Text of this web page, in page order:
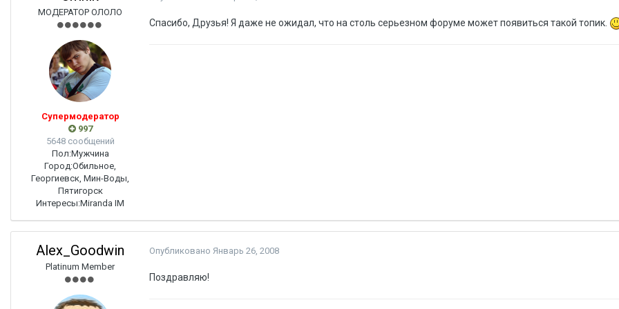
МОДЕРАТОР ОЛОЛО
Супермодератор
997
5648 сообщений
Пол:Мужчина
Город:Обильное,
Георгиевск, Мин-Воды,
Пятигорск
Интересы:Miranda IM
Спасибо, Друзья! Я даже не ожидал, что на столь серьезном форуме может появиться такой топик.
Alex_Goodwin
Platinum Member
Опубликовано Январь 26, 2008
Поздравляю!